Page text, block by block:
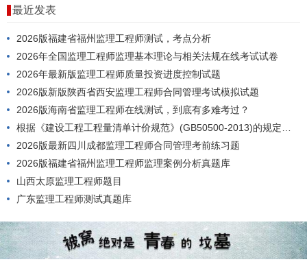
最近发表
2026版福建省福州监理工程师测试，考点分析
2026年全国监理工程师监理基本理论与相关法规在线考试试卷
2026年最新版监理工程师质量投资进度控制试题
2026版新版陕西省西安监理工程师合同管理考试模拟试题
2026版海南省监理工程师在线测试，到底有多难考过？
根据《建设工程工程量清单计价规范》(GB50500-2013)的规定，工程量清单应由()编制。
2026版最新四川成都监理工程师合同管理考前练习题
2026版福建省福州监理工程师监理案例分析真题库
山西太原监理工程师题目
广东监理工程师测试真题库